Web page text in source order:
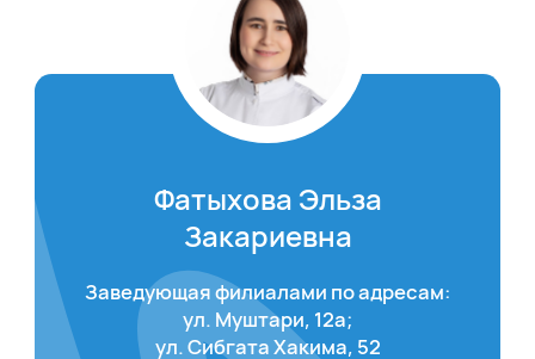
Фатыхова Эльза
Закариевна
Заведующая филиалами по адресам:
ул. Муштари, 12а;
ул. Сибгата Хакима, 52